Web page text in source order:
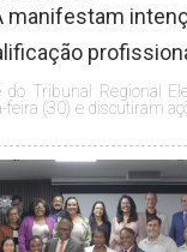
manifestam
do Tribunal Regional
(30) e discutiram